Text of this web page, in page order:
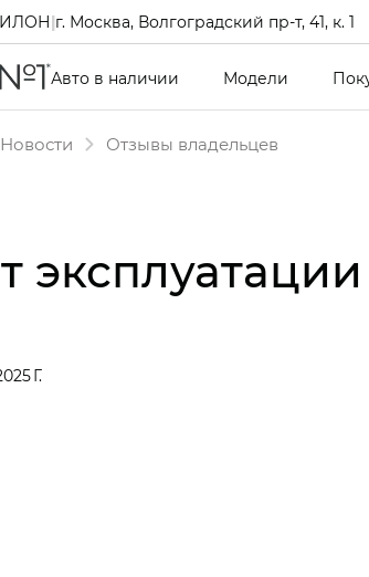
|г. Москва, Волгоградский пр-т, 41, к. 1
Авто в наличии Модели
Новости Отзывы владельцев
Г.